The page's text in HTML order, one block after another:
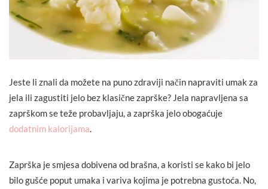
Jeste li znali da možete na puno zdraviji način napraviti umak za
jela ili zagustiti jelo bez klasične zaprške? Jela napravljena sa
zaprškom se teže probavljaju, a zaprška jelo obogaćuje
dodatnim kalorijama.
Zaprška je smjesa dobivena od brašna, a koristi se kako bi jelo
bilo gušće poput umaka i variva kojima je potrebna gustoća. No,